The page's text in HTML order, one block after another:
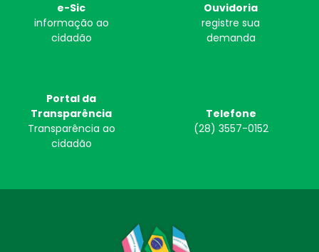
e-Sic
informação ao
cidadão
Ouvidoria
registre sua
demanda
Portal da
Transparência
Transparência ao
cidadão
Telefone
(28) 3557-0152